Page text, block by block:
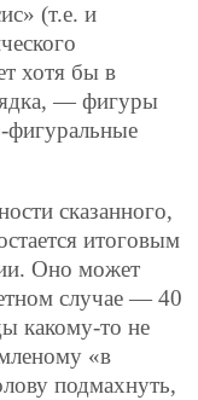
(т.е. и
хотя бы в
— фигуры
фигуральные
сказанного,
итоговым
Оно может
случае — 40
какому-то не
«в
подмахнуть,